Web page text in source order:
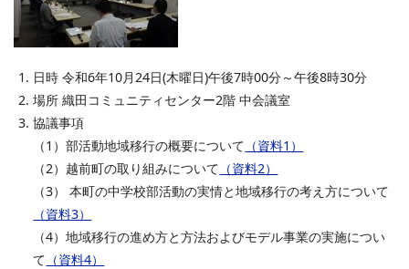
日時 令和6年10月24日(木曜日)午後7時00分～午後8時30分
場所 織田コミュニティセンター2階 中会議室
協議事項
（1）部活動地域移行の概要について （資料1）
（2）越前町の取り組みについて （資料2）
（3） 本町の中学校部活動の実情と地域移行の考え方について
（資料3）
（4）地域移行の進め方と方法およびモデル事業の実施につい
て （資料4）